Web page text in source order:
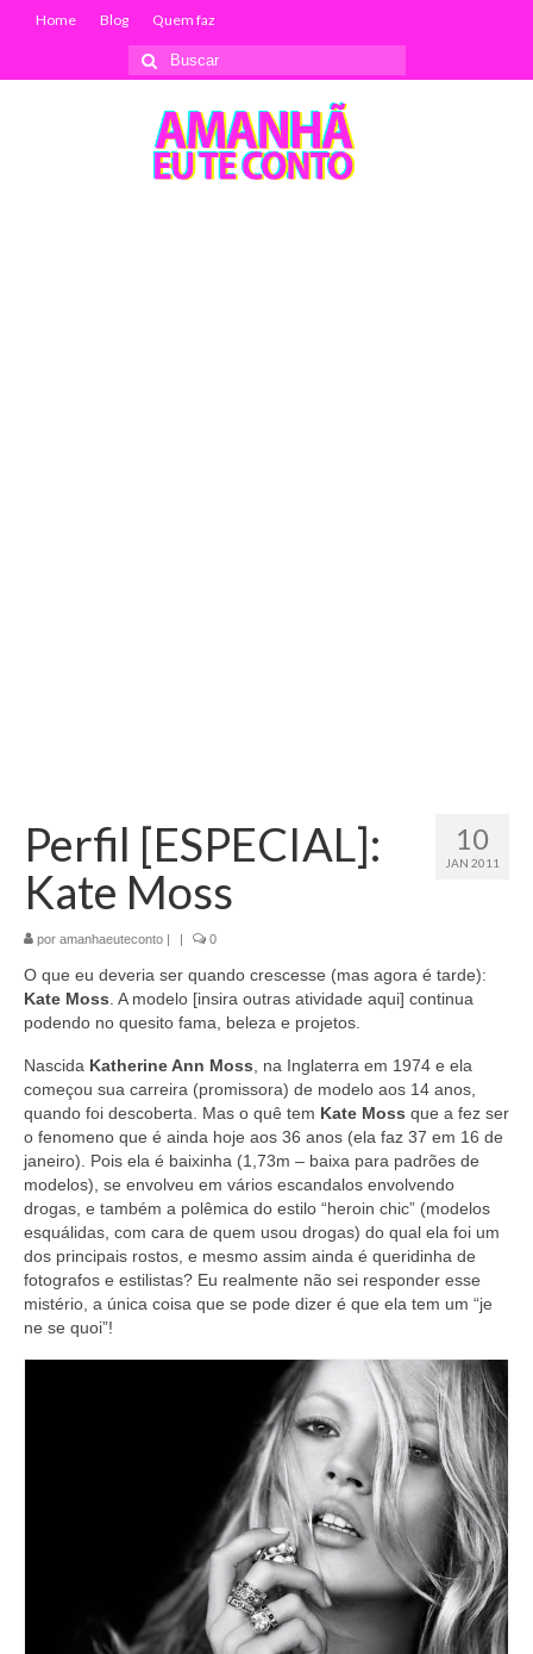
Home Blog Quem faz
Buscar
por:
10
JAN 2011
Perfil [ESPECIAL]:
Kate Moss
por amanhaeuteconto | | 0
O que eu deveria ser quando crescesse (mas agora é tarde):
Kate Moss . A modelo [insira outras atividade aqui] continua
podendo no quesito fama, beleza e projetos.
Nascida Katherine Ann Moss , na Inglaterra em 1974 e ela
começou sua carreira (promissora) de modelo aos 14 anos,
quando foi descoberta. Mas o quê tem Kate Moss que a fez ser
o fenomeno que é ainda hoje aos 36 anos (ela faz 37 em 16 de
janeiro). Pois ela é baixinha (1,73m – baixa para padrões de
modelos), se envolveu em vários escandalos envolvendo
drogas, e também a polêmica do estilo “heroin chic” (modelos
esquálidas, com cara de quem usou drogas) do qual ela foi um
dos principais rostos, e mesmo assim ainda é queridinha de
fotografos e estilistas? Eu realmente não sei responder esse
mistério, a única coisa que se pode dizer é que ela tem um “je
ne se quoi”!